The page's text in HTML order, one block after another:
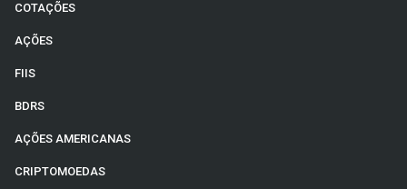
COTAÇÕES
AÇÕES
FIIS
BDRS
AÇÕES AMERICANAS
CRIPTOMOEDAS